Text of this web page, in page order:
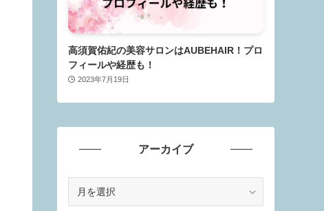
高須賀佑紀の美容サロンはAUBEHAIR！プロ
フィールや経歴も！
2023年7月19日
アーカイブ